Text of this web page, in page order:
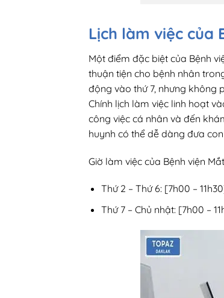
Lịch làm việc của
Một điểm đặc biệt của Bệnh
thuận tiện cho bệnh nhân
động vào thứ 7, nhưng không
Chính lịch làm việc linh hoạt
công việc cá nhân và đến
huynh có thể dễ dàng đưa
Giờ làm việc của Bệnh viện
Thứ 2 – Thứ 6: [7h00 –
Thứ 7 – Chủ nhật: [7h00 –